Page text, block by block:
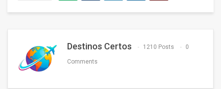
Destinos Certos 1210 Posts 0
Comments